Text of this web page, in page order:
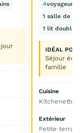
4voyageurs
1 salle de
1 lit double
IDÉAL POUR
Séjour
famille
Cuisine
Kitchenette
Extérieur
Petite